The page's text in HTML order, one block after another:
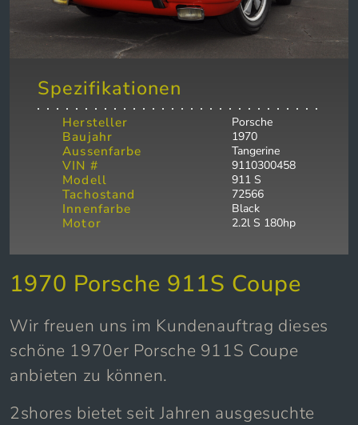
Spezifikationen
Hersteller
Baujahr
Aussenfarbe
VIN #
Modell
Tachostand
Innenfarbe
Motor
Porsche
1970
Tangerine
9110300458
911 S
72566
Black
2.2l S 180hp
1970 Porsche 911S Coupe
Wir freuen uns im Kundenauftrag dieses
schöne 1970er Porsche 911S Coupe
anbieten zu können.
2shores bietet seit Jahren ausgesuchte